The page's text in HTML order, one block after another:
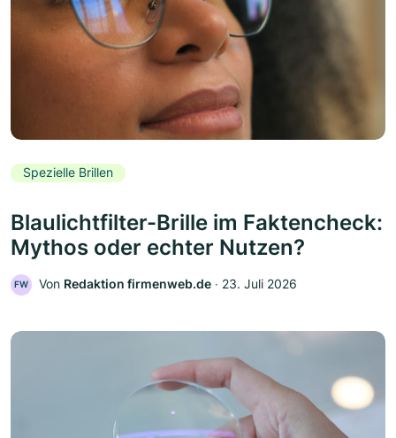
Spezielle Brillen
Blaulichtfilter-Brille im Faktencheck:
Mythos oder echter Nutzen?
FW Von Redaktion firmenweb.de ‧ 23. Juli 2026